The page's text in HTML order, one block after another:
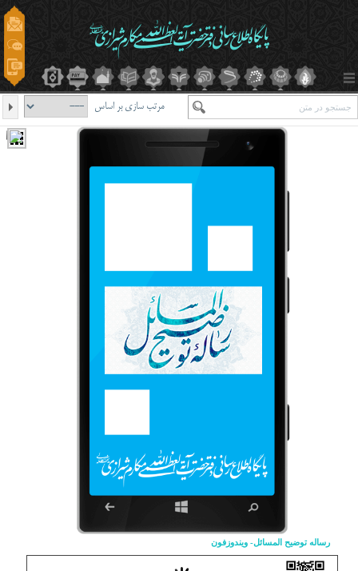
مرتب سازی بر اساس
رساله توضيح المسائل- ویندوزفون